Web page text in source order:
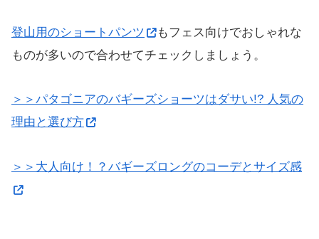
登山用のショートパンツ
もフェス向けでおしゃれな
ものが多いので合わせてチェックしましょう。
＞＞パタゴニアのバギーズショーツはダサい!? 人気の
理由と選び方
＞＞大人向け！？バギーズロングのコーデとサイズ感